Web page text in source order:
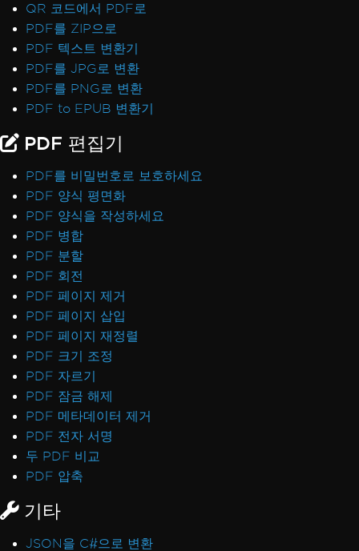
QR 코드에서 PDF로
PDF를 ZIP으로
PDF 텍스트 변환기
PDF를 JPG로 변환
PDF를 PNG로 변환
PDF to EPUB 변환기
PDF 편집기
PDF를 비밀번호로 보호하세요
PDF 양식 평면화
PDF 양식을 작성하세요
PDF 병합
PDF 분할
PDF 회전
PDF 페이지 제거
PDF 페이지 삽입
PDF 페이지 재정렬
PDF 크기 조정
PDF 자르기
PDF 잠금 해제
PDF 메타데이터 제거
PDF 전자 서명
두 PDF 비교
PDF 압축
기타
JSON을 C#으로 변환